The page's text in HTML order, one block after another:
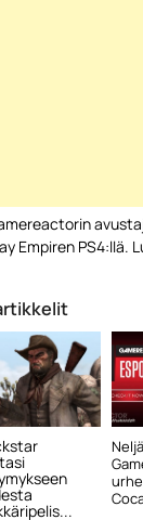
Empiren PS4:llä.